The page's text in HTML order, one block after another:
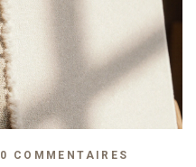
0 COMMENTAIRES